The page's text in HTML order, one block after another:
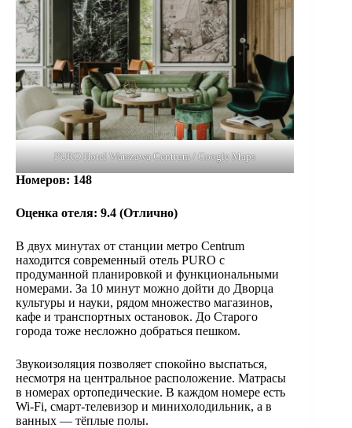
PURO Hotel Warszawa Centrum / Google Maps
Номеров: 148
Оценка отеля: 9.4 (Отлично)
В двух минутах от станции метро Centrum
находится современный отель PURO с
продуманной планировкой и функциональными
номерами. За 10 минут можно дойти до Дворца
культуры и науки, рядом множество магазинов,
кафе и транспортных остановок. До Старого
города тоже несложно добраться пешком.
Звукоизоляция позволяет спокойно выспаться,
несмотря на центральное расположение. Матрасы
в номерах ортопедические. В каждом номере есть
Wi-Fi, смарт-телевизор и минихолодильник, а в
ванных — тёплые полы.